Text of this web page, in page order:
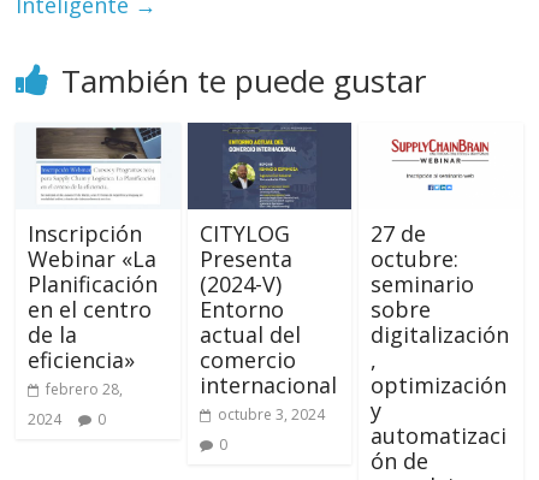
También te puede gustar
Inscripción
Webinar «La
Planificación
en el centro
de la
eficiencia»
febrero 28,
2024
0
CITYLOG
Presenta
(2024-V)
Entorno
actual del
comercio
internacional
octubre 3, 2024
0
27 de
octubre:
seminario
sobre
digitalización
,
optimización
y
automatizaci
ón de